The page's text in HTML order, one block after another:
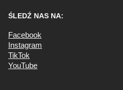
ŚLEDŹ NAS NA:
Facebook
Instagram
TikTok
YouTube